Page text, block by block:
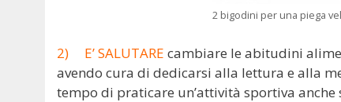
2 bigodini per una piega
2) E’ SALUTARE cambiare le abitudini
avendo cura di dedicarsi alla lettura e alla
tempo di praticare un’attività sportiva anche